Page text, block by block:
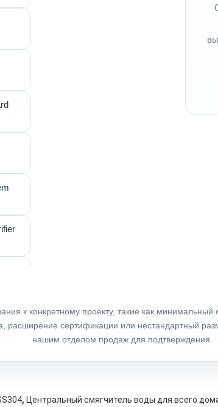
к конкретному проекту, такие как минимальный
расширение сертификации или нестандартный
нашим отделом продаж для подтверждения.
, Центральный смягчитель воды для всего